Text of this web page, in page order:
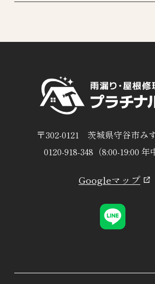
〒302-0121 茨城県守谷市み
0120-918-348（8:00-19:00 年
Googleマップ